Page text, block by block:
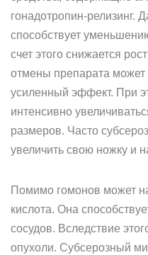
гонадотропин-релизинг.
способствует
счет этого снижается
отмены препарата может
усиленный эффект. При
интенсивно
размеров. Часто
увеличить свою ножку и
Помимо гомонов может
кислота. Она
сосудов. Вследствие
опухоли. Субсерозный